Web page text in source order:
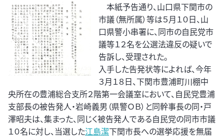
本紙予告通り、山口県下関市の
市議（無所属）等は５月１０日、山
口県警小串署に、同市の自民党市
議等１２名を公選法違反の疑いで
告訴し、受理された。
入手した告発状等によれば、今年
３月１８日、下関市豊浦町川棚中
央所在の豊浦総合支所２階第一会議室において、自民党豊浦
支部長の被告発人・岩崎義男（県警ＯＢ）と同幹事長の同・戸
澤昭夫は、集まった、同じく被告発人である自民党の同市市議
１０名に対し、当選した江島潔下関市長への選挙応援を無届